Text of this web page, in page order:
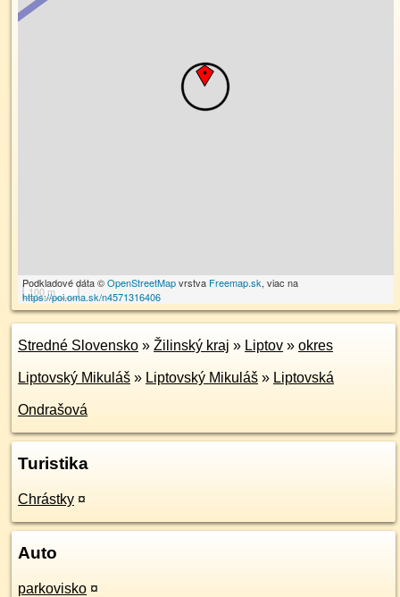
100 m
Podkladové dáta ©OpenStreetMapvrstva Freemap.sk, viac na
https://poi.oma.sk/n4571316406
Stredné Slovensko » Žilinský kraj » Liptov » okres
Liptovský Mikuláš » Liptovský Mikuláš » Liptovská
Ondrašová
Turistika
Chrástky ¤
Auto
parkovisko ¤